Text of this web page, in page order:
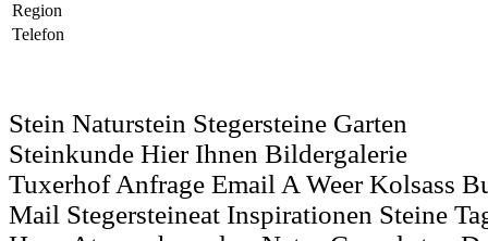
Region
Telefon
Stein Naturstein Stegersteine Garten
Steinkunde Hier Ihnen Bildergalerie
Tuxerhof Anfrage Email A Weer Kolsass
Mail Stegersteineat Inspirationen Steine